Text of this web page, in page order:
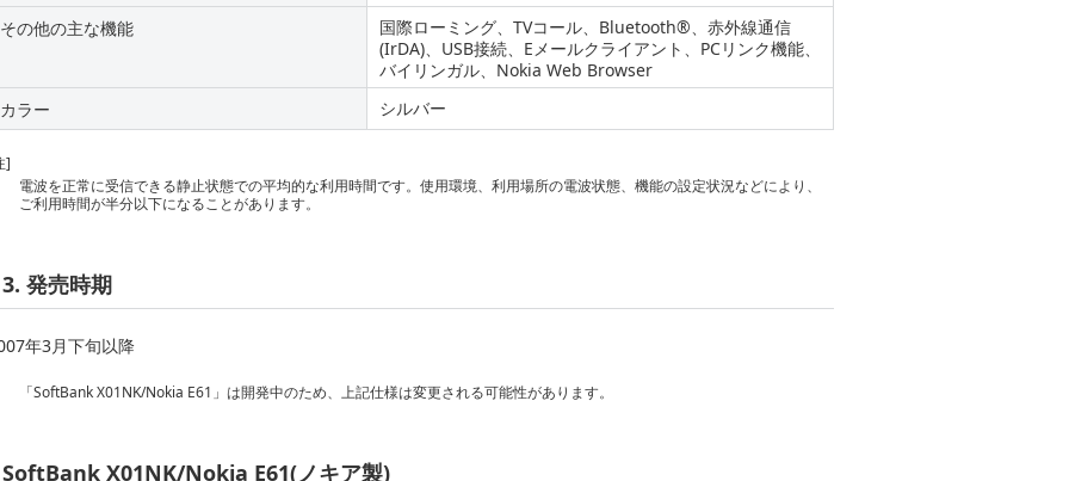
その他の主な機能
国際ローミング、TVコール、Bluetooth®、赤外線通信
(IrDA)、USB接続、Eメールクライアント、PCリンク機能、
バイリンガル、Nokia Web Browser
カラー
シルバー
]
電波を正常に受信できる静止状態での平均的な利用時間です。使用環境、利用場所の電波状態、機能の設定状況などにより、
ご利用時間が半分以下になることがあります。
3. 発売時期
年3月下旬以降
「SoftBank X01NK/Nokia E61」は開発中のため、上記仕様は変更される可能性があります。
SoftBank X01NK/Nokia E61(ノキア製)